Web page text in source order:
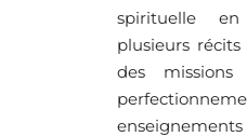
spirituelle
plusieurs récits
des